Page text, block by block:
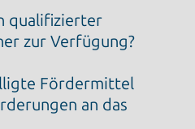
qualifizierter
zur Verfügung?
Fördermittel
an das